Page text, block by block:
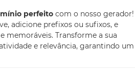
perfeito com o nosso gerador!
adicione prefixos ou sufixos, e
memoráveis. Transforme a sua
e relevância, garantindo um